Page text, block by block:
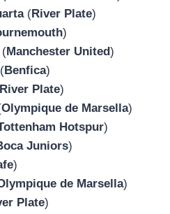
(River Plate)
)
(Manchester United)
(Benfica)
River Plate)
Olympique de Marsella)
Hotspur)
Juniors)
)
de Marsella)
Plate)